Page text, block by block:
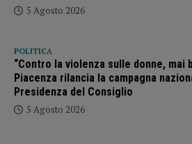
5 Agosto 2026
POLITICA
“Contro la violenza sulle donne, mai
Piacenza rilancia la campagna
Presidenza del Consiglio
5 Agosto 2026